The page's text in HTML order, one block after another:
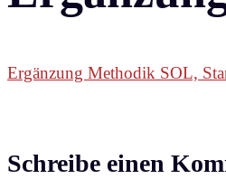
Ergänzung Methodik SOL,
Schreibe einen